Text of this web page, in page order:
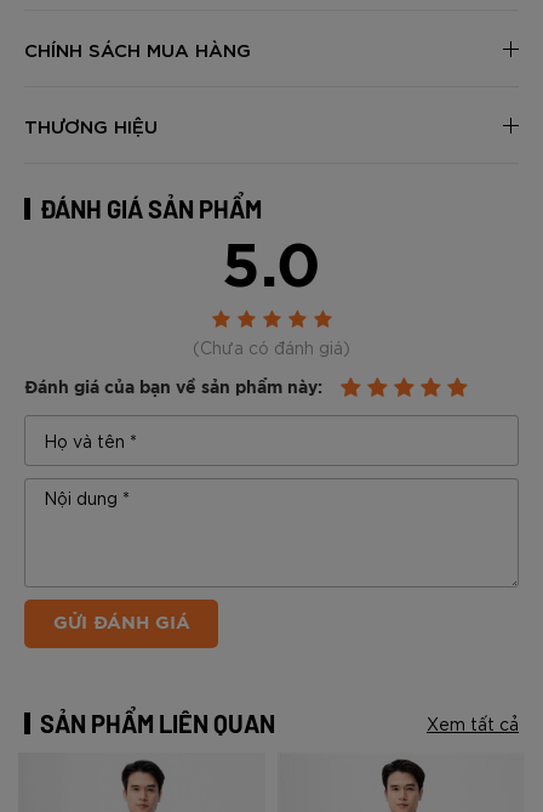
CHÍNH SÁCH MUA HÀNG
THƯƠNG HIỆU
ĐÁNH GIÁ SẢN PHẨM
5.0
(Chưa có đánh giá)
Đánh giá của bạn về sản phẩm này:
GỬI ĐÁNH GIÁ
SẢN PHẨM LIÊN QUAN Xem tất cả